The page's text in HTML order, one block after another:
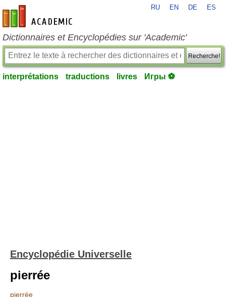
fr-academic.com
RU EN DE ES
Dictionnaires et Encyclopédies sur 'Academic'
Recherche!
interprétations traductions livres Игры ⚽
Encyclopédie Universelle
pierrée
pierrée